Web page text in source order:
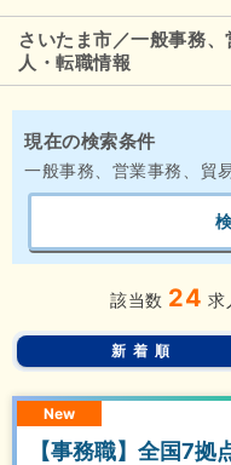
さいたま市／一般事務
人・転職情報
現在の検索条件
一般事務、営業事務、貿
該当数 24 求
新着順
New
【事務職】全国7